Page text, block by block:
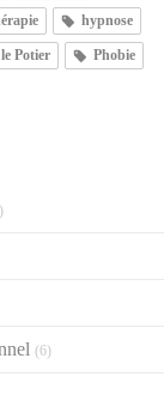
hypnose
Potier Phobie
(6)